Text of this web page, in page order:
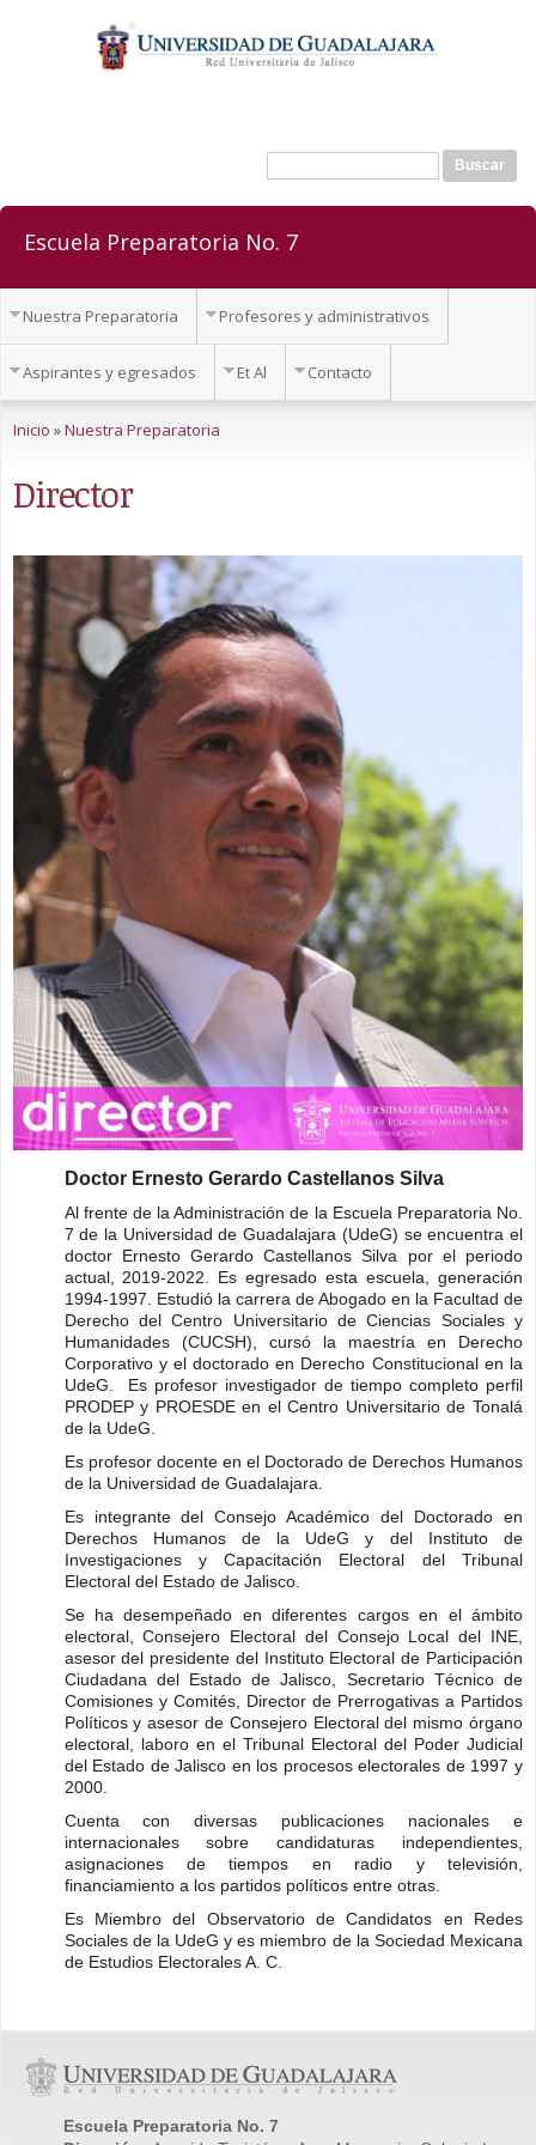
contenido
principal
Formulario de búsqueda
Buscar
Escuela Preparatoria No. 7
Nuestra Preparatoria Profesores y administrativos
Aspirantes y egresados Et Al Contacto
Inicio »Nuestra Preparatoria
Director
Doctor Ernesto Gerardo Castellanos Silva
Al frente de la Administración de la Escuela Preparatoria No.
7 de la Universidad de Guadalajara (UdeG) se encuentra el
doctor Ernesto Gerardo Castellanos Silva por el periodo
actual, 2019-2022. Es egresado esta escuela, generación
1994-1997. Estudió la carrera de Abogado en la Facultad de
Derecho del Centro Universitario de Ciencias Sociales y
Humanidades (CUCSH), cursó la maestría en Derecho
Corporativo y el doctorado en Derecho Constitucional en la
UdeG. Es profesor investigador de tiempo completo perfil
PRODEP y PROESDE en el Centro Universitario de Tonalá
de la UdeG.
Es profesor docente en el Doctorado de Derechos Humanos
de la Universidad de Guadalajara.
Es integrante del Consejo Académico del Doctorado en
Derechos Humanos de la UdeG y del Instituto de
Investigaciones y Capacitación Electoral del Tribunal
Electoral del Estado de Jalisco.
Se ha desempeñado en diferentes cargos en el ámbito
electoral, Consejero Electoral del Consejo Local del INE,
asesor del presidente del Instituto Electoral de Participación
Ciudadana del Estado de Jalisco, Secretario Técnico de
Comisiones y Comités, Director de Prerrogativas a Partidos
Políticos y asesor de Consejero Electoral del mismo órgano
electoral, laboro en el Tribunal Electoral del Poder Judicial
del Estado de Jalisco en los procesos electorales de 1997 y
2000.
Cuenta con diversas publicaciones nacionales e
internacionales sobre candidaturas independientes,
asignaciones de tiempos en radio y televisión,
financiamiento a los partidos políticos entre otras.
Es Miembro del Observatorio de Candidatos en Redes
Sociales de la UdeG y es miembro de la Sociedad Mexicana
de Estudios Electorales A. C.
Escuela Preparatoria No. 7